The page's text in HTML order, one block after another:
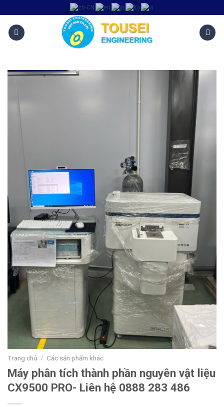
Trang chủ / Các sản phẩm khác
Máy phân tích thành phần nguyên vật liệu
CX9500 PRO- Liên hệ 0888 283 486